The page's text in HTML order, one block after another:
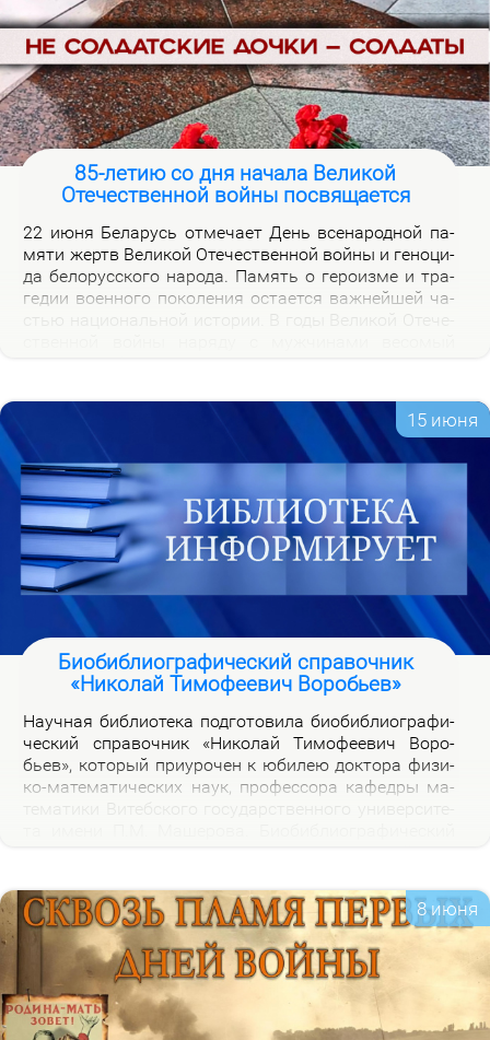
85-летию со дня начала Великой
Отечественной войны посвящается
22 июня Бе­ла­русь от­ме­ча­ет День все­на­род­ной па­
мя­ти жертв Ве­ли­кой Оте­че­ствен­ной вой­ны и ге­но­ци­
да бе­ло­рус­ско­го на­ро­да. Па­мять о ге­ро­из­ме и тра­
ге­дии во­ен­но­го по­ко­ле­ния оста­ет­ся важ­ней­шей ча­
ских от­ря­дах.
15 июня
Биобиблиографический справочник
«Николай Тимофеевич Воробьев»
На­уч­ная биб­лио­те­ка под­го­то­ви­ла био­биб­лио­гра­фи­
че­ский спра­воч­ник «Ни­ко­лай Ти­мо­фе­е­вич Во­ро­
бьев», ко­то­рый при­уро­чен к юби­лею док­то­ра физи­
ко-ма­те­ма­ти­че­ских на­ук, про­фес­со­ра ка­фед­ры ма­
2026 го­дов и пуб­ли­ка­ций о нем и его ра­бо­тах. Спра­
воч­ник пред­на­зна­чен для на­уч­ных ра­бот­ни­ков, пре­
по­да­ва­те­лей, ас­пи­ран­тов, сту­ден­тов, всех тех, кто
ин­те­ре­су­ет­ся тео­ри­ей клас­сов ко­неч­ных групп и ме­
то­ди­кой пре­по­да­ва­ния ма­те­ма­ти­ки в шко­ле и ву­зе,
а так­же жиз­нью и де­я­тель­но­стью Ни­ко­лая Ти­мо­фе­
е­ви­ча Во­ро­бье­ва.
8 июня